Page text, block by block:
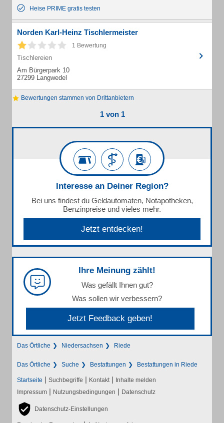
Heise PRIME gratis testen
Norden Karl-Heinz Tischlermeister
1 Bewertung
Tischlereien
Am Bürgerpark 10
27299 Langwedel
Bewertungen stammen von Drittanbietern
1 von 1
Interesse an Deiner Region?
Bei uns findest du Geldautomaten, Notapotheken,
Benzinpreise und vieles mehr.
Jetzt entdecken!
Ihre Meinung zählt!
Was gefällt Ihnen gut?
Was sollen wir verbessern?
Jetzt Feedback geben!
Das Örtliche Niedersachsen Riede
Das Örtliche Suche Bestattungen Bestattungen in Riede
Startseite | Suchbegriffe | Kontakt | Inhalte melden
Impressum | Nutzungsbedingungen | Datenschutz
Datenschutz-Einstellungen